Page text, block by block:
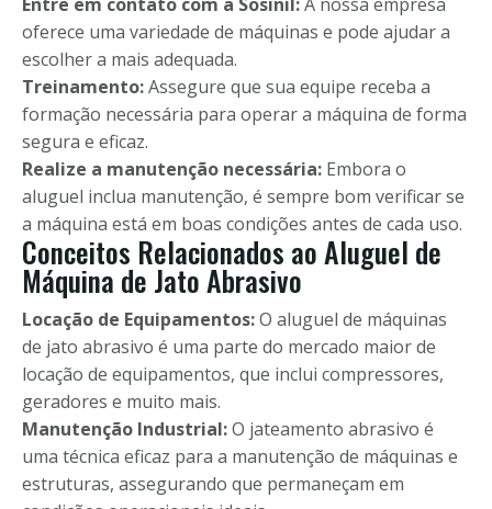
oferece uma variedade de máquinas e pode ajudar a
escolher a mais adequada.
Treinamento:Assegure que sua equipe receba a
formação necessária para operar a máquina de forma
segura e eficaz.
Realize a manutenção necessária: Embora o
aluguel inclua manutenção, é sempre bom verificar se
a máquina está em boas condições antes de cada uso.
Conceitos Relacionados ao Aluguel de
Máquina de Jato Abrasivo
Locação de Equipamentos:O aluguel de máquinas
de jato abrasivo é uma parte do mercado maior de
locação de equipamentos, que inclui compressores,
geradores e muito mais.
Manutenção Industrial:O jateamento abrasivo é
uma técnica eficaz para a manutenção de máquinas e
estruturas, assegurando que permaneçam em